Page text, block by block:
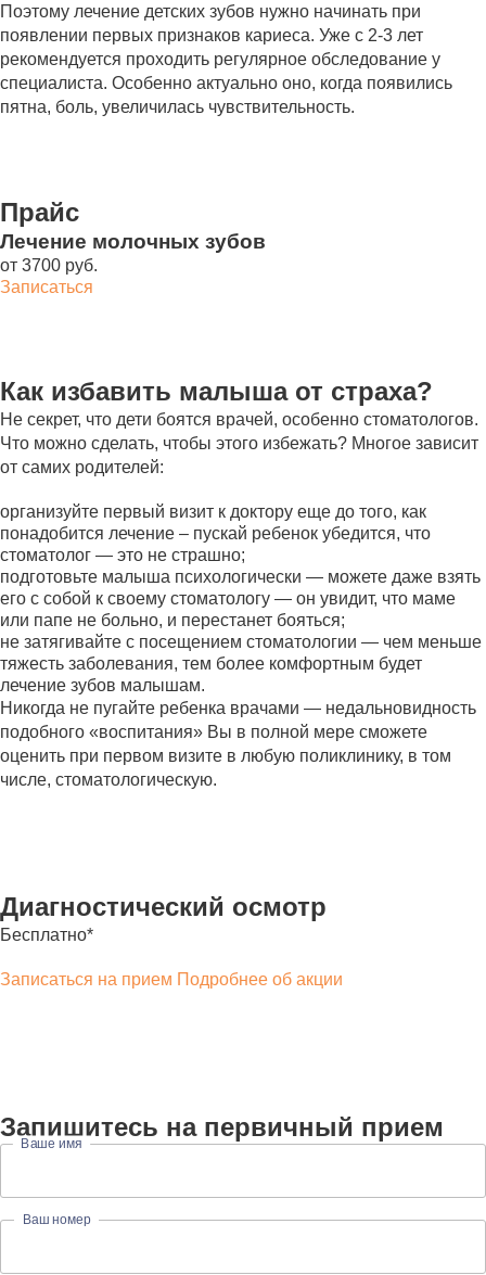
Поэтому лечение детских зубов нужно начинать при
появлении первых признаков кариеса. Уже с 2-3 лет
рекомендуется проходить регулярное обследование у
специалиста. Особенно актуально оно, когда появились
пятна, боль, увеличилась чувствительность.
Прайс
Лечение молочных зубов
от 3700 руб.
Записаться
Как избавить малыша от страха?
Не секрет, что дети боятся врачей, особенно стоматологов.
Что можно сделать, чтобы этого избежать? Многое зависит
от самих родителей:
организуйте первый визит к доктору еще до того, как
понадобится лечение – пускай ребенок убедится, что
стоматолог — это не страшно;
подготовьте малыша психологически — можете даже взять
его с собой к своему стоматологу — он увидит, что маме
или папе не больно, и перестанет бояться;
не затягивайте с посещением стоматологии — чем меньше
тяжесть заболевания, тем более комфортным будет
лечение зубов малышам.
Никогда не пугайте ребенка врачами — недальновидность
подобного «воспитания» Вы в полной мере сможете
оценить при первом визите в любую поликлинику, в том
числе, стоматологическую.
Диагностический осмотр
Бесплатно*
Записаться на прием Подробнее об акции
Запишитесь на первичный прием
Ваше имя
Ваш номер